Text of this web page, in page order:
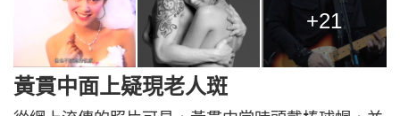
+21
黃貫中面上疑現老人斑